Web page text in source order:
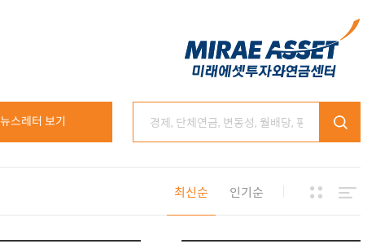
뉴스레터 보기
최신순 인기순